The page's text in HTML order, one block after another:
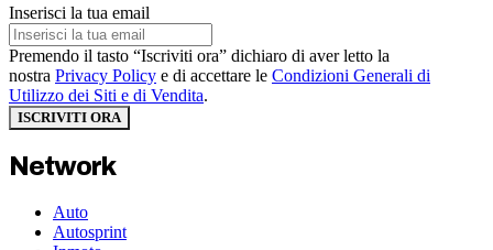
Inserisci la tua email
Premendo il tasto “Iscriviti ora” dichiaro di aver letto la
nostra Privacy Policy e di accettare le Condizioni Generali di
Utilizzo dei Siti e di Vendita.
ISCRIVITI ORA
Network
Auto
Autosprint